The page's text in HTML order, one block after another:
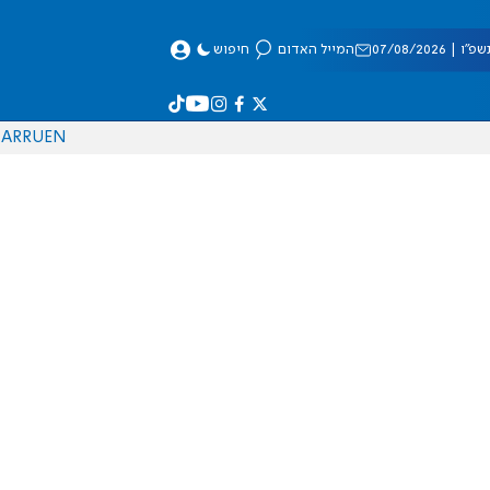
08/2026 המייל האדום חיפוש
EN
RU
AR